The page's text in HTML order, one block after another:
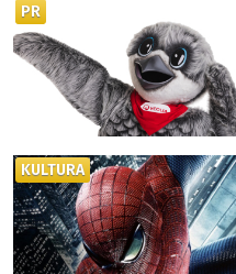
PR
KULTURA